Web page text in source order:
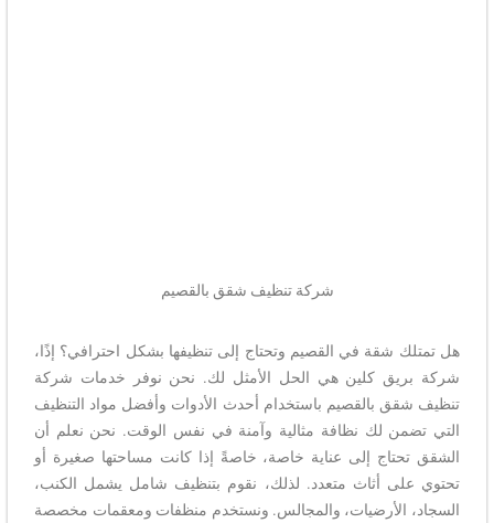
شركة تنظيف شقق بالقصيم
هل تمتلك شقة في القصيم وتحتاج إلى تنظيفها بشكل احترافي؟ إذًا،
شركة بريق كلين هي الحل الأمثل لك. نحن نوفر خدمات شركة
تنظيف شقق بالقصيم باستخدام أحدث الأدوات وأفضل مواد التنظيف
التي تضمن لك نظافة مثالية وآمنة في نفس الوقت. نحن نعلم أن
الشقق تحتاج إلى عناية خاصة، خاصةً إذا كانت مساحتها صغيرة أو
تحتوي على أثاث متعدد. لذلك، نقوم بتنظيف شامل يشمل الكنب،
السجاد، الأرضيات، والمجالس. ونستخدم منظفات ومعقمات مخصصة